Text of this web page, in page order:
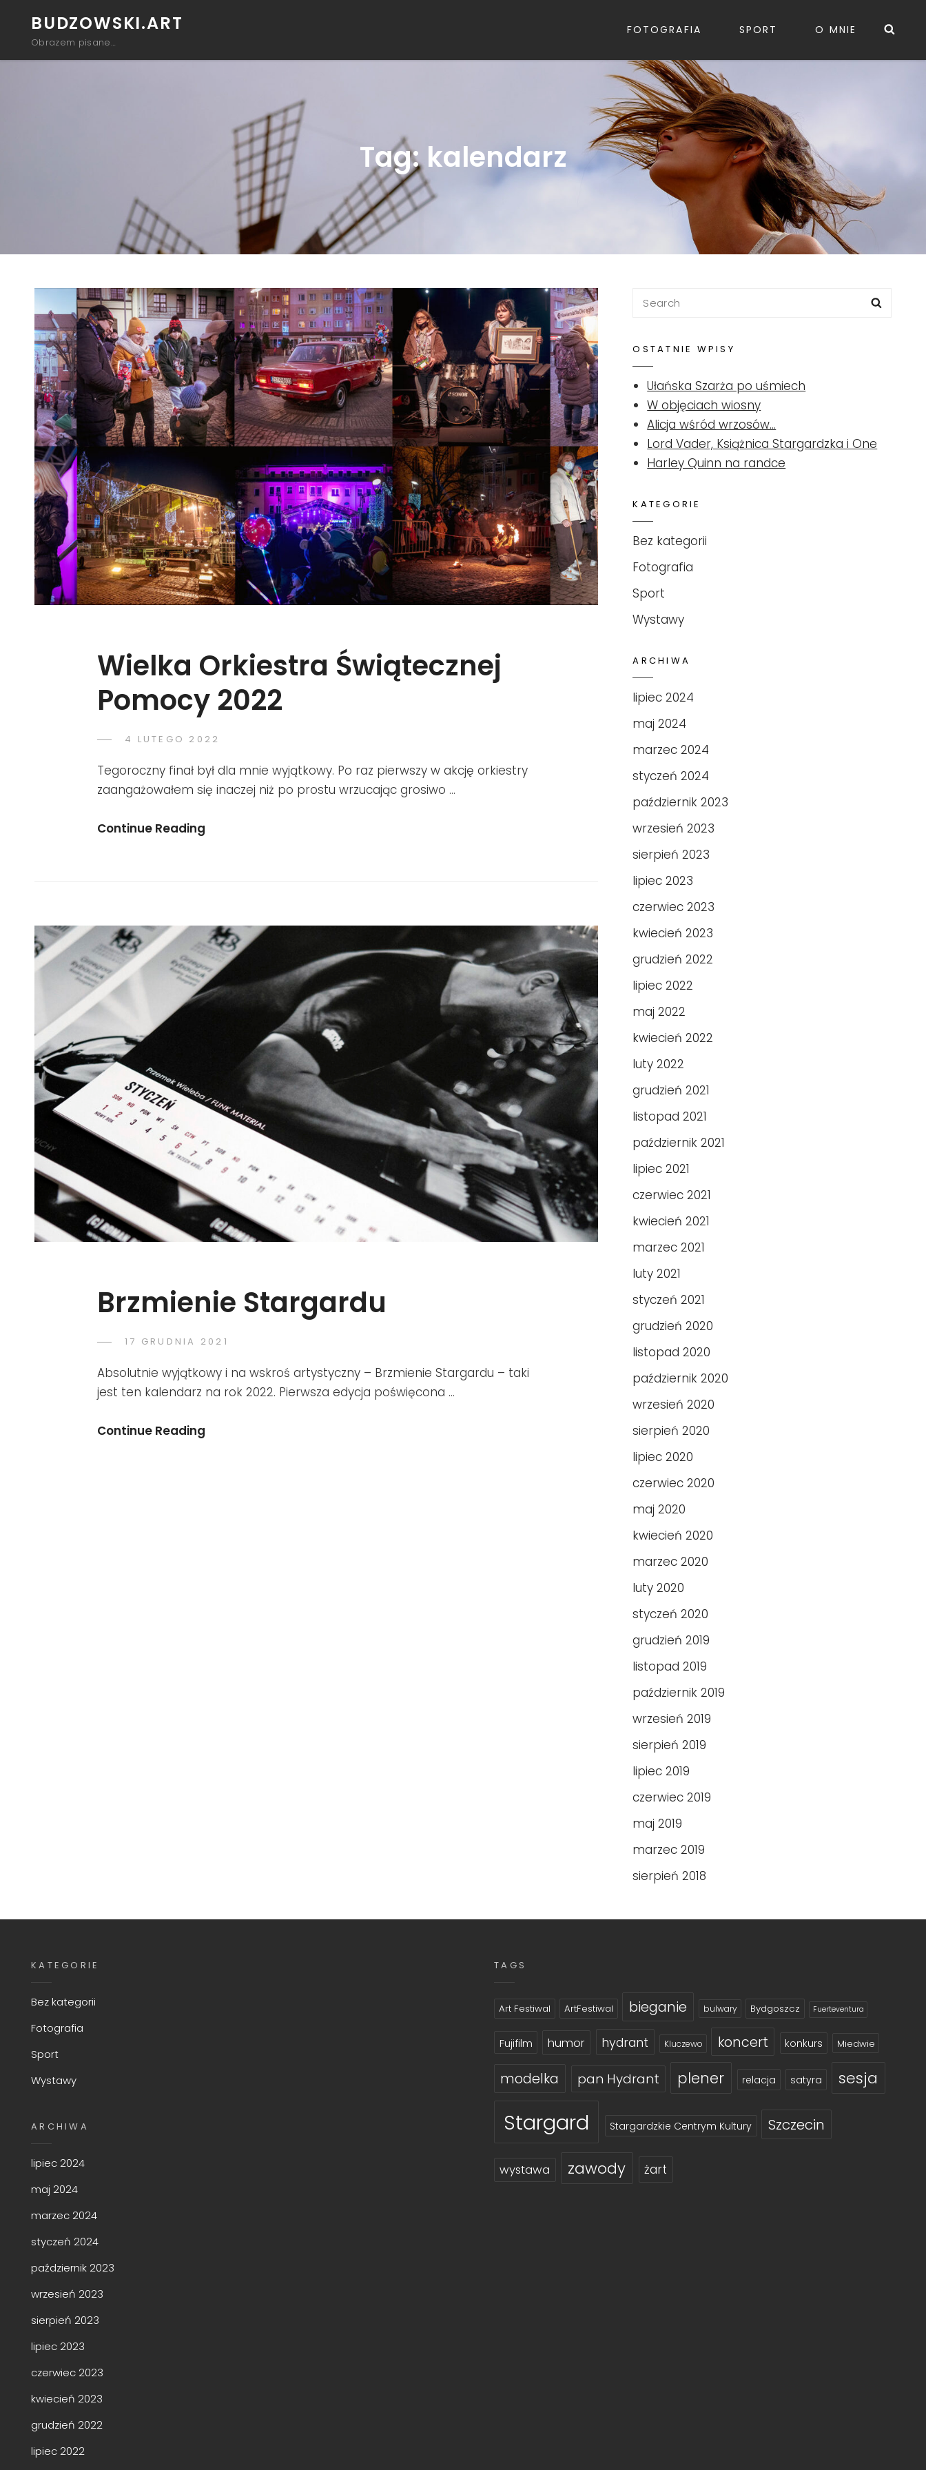
BUDZOWSKI.ART
Obrazem pisane…
FOTOGRAFIA SPORT O MNIE
Tag:kalendarz
Wielka Orkiestra Świątecznej
Pomocy 2022
POSTED
4 LUTEGO 2022
Tegoroczny finał był dla mnie wyjątkowy. Po raz pierwszy w akcję orkiestry
zaangażowałem się inaczej niż po prostu wrzucając grosiwo …
Continue Reading
Brzmienie Stargardu
POSTED
17 GRUDNIA 2021
Absolutnie wyjątkowy i na wskroś artystyczny – Brzmienie Stargardu – taki
jest ten kalendarz na rok 2022. Pierwsza edycja poświęcona …
Continue Reading
Search
OSTATNIE WPISY
Ułańska Szarża po uśmiech
W objęciach wiosny
Alicja wśród wrzosów…
Lord Vader, Książnica Stargardzka i One
Harley Quinn na randce
KATEGORIE
Bez kategorii
Fotografia
Sport
Wystawy
ARCHIWA
lipiec 2024
maj 2024
marzec 2024
styczeń 2024
październik 2023
wrzesień 2023
sierpień 2023
lipiec 2023
czerwiec 2023
kwiecień 2023
grudzień 2022
lipiec 2022
maj 2022
kwiecień 2022
luty 2022
grudzień 2021
listopad 2021
październik 2021
lipiec 2021
czerwiec 2021
kwiecień 2021
marzec 2021
luty 2021
styczeń 2021
grudzień 2020
listopad 2020
październik 2020
wrzesień 2020
sierpień 2020
lipiec 2020
czerwiec 2020
maj 2020
kwiecień 2020
marzec 2020
luty 2020
styczeń 2020
grudzień 2019
listopad 2019
październik 2019
wrzesień 2019
sierpień 2019
lipiec 2019
czerwiec 2019
maj 2019
marzec 2019
sierpień 2018
KATEGORIE
Bez kategorii
Fotografia
Sport
Wystawy
ARCHIWA
lipiec 2024
maj 2024
marzec 2024
styczeń 2024
październik 2023
wrzesień 2023
sierpień 2023
lipiec 2023
czerwiec 2023
kwiecień 2023
grudzień 2022
lipiec 2022
TAGS
Art Festiwal ArtFestiwal bieganie bulwary Bydgoszcz Fuerteventura
Fujifilm humor hydrant Kluczewo koncert konkurs Miedwie
modelka pan Hydrant plener relacja satyra sesja
Stargard Stargardzkie Centrym Kultury Szczecin
wystawa zawody żart